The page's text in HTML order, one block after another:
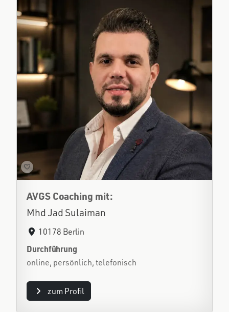
AVGS Coaching mit:
Mhd Jad Sulaiman
10178 Berlin
Durchführung
online, persönlich, telefonisch
zum Profil